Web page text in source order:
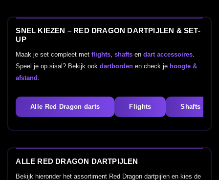
SNEL KIEZEN – RED DRAGON DARTPIJLEN & SET-
UP
Maak je set compleet metflights,shafts endart accessoires.
Speel je op sisal? Bekijk ookdartborden en check je hoogte &
afstand .
Alle Red Dragon darts Flights Shafts
ALLE RED DRAGON DARTPIJLEN
Bekijk hieronder het assortiment Red Dragon dartpijlen en kies de